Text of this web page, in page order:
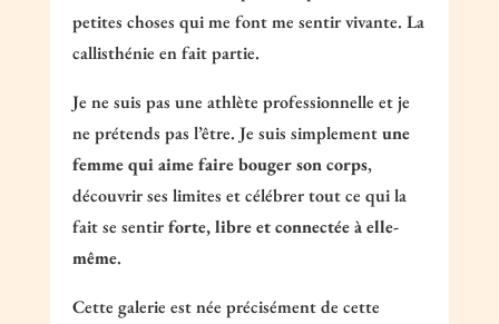
petites choses qui me font me sentir vivante. La
callisthénie en fait partie.
Je ne suis pas une athlète professionnelle et je
ne prétends pas l’être. Je suis simplementune
femme qui aime faire bouger son corps,
découvrir ses limites et célébrer tout ce qui la
fait se sentirforte, libre et connectée à elle-
même.
Cette galerie est née précisément de cette